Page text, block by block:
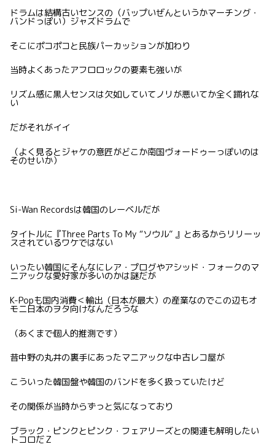
ドラムは結構古いセンスの（バップいぜんというかマーチング・
バンドっぽい）ジャズドラムで
そこにポコポコと民族パーカッションが加わり
当時よくあったアフロロックの要素も強いが
リズム感に黒人センスは欠如していてノリが悪いてか全く踊れな
い
だがそれがイイ
（よく見るとジャケの意匠がどこか南国ヴォードゥーっぽいのは
そのせいか）
Si-Wan Recordsは韓国のレーベルだが
タイトルに『Three Parts To My “ソウル” 』とあるからリリーッ
スされているワケではない
いったい韓国にそんなにレア・プログやアシッド・フォークのマ
ニアックな愛好家が多いのかは謎だが
K-Popも国内消費＜輸出（日本が最大）の産業なのでこの辺もオ
モニ日本のヲタ向けなんだろうな
（あくまで個人的推測です）
昔中野の丸井の裏手にあったマニアックな中古レコ屋が
こういった韓国盤や韓国のバンドを多く扱っていたけど
その関係が当時からずっと気になっており
ブラック・ピンクとピンク・フェアリーズとの関連も解明したい
トコロだＺ